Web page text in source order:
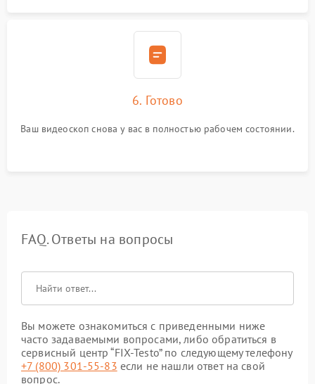
6. Готово
Ваш видеоскоп снова у вас в полностью рабочем состоянии.
FAQ. Ответы на вопросы
Вы можете ознакомиться с приведенными ниже
часто задаваемыми вопросами, либо обратиться в
сервисный центр “FIX-Testo” по следующему телефону
+7 (800) 301-55-83 если не нашли ответ на свой
вопрос.